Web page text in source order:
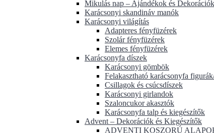
Mikulás nap – Ajándékok és Dekorációk
Karácsonyi skandináv manók
Karácsonyi világítás
Adapteres fényfüzérek
Szolár fényfüzérek
Elemes fényfüzérek
Karácsonyfa díszek
Karácsonyi gömbök
Felakasztható karácsonyfa
Csillagok és csúcsdíszek
Karácsonyi girlandok
Szaloncukor akasztók
Karácsonyfa talp és kiegészítők
Advent – Dekorációk és Kiegészítők
ADVENTI KOSZORÚ